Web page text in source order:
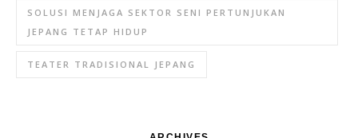
SOLUSI MENJAGA SEKTOR SENI PERTUNJUKAN
JEPANG TETAP HIDUP
TEATER TRADISIONAL JEPANG